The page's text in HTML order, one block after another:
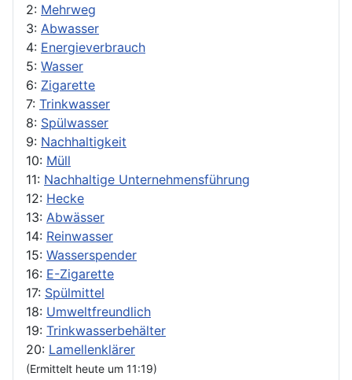
2: Mehrweg
3: Abwasser
4: Energieverbrauch
5: Wasser
6: Zigarette
7: Trinkwasser
8: Spülwasser
9: Nachhaltigkeit
10: Müll
11: Nachhaltige Unternehmensführung
12: Hecke
13: Abwässer
14: Reinwasser
15: Wasserspender
16: E-Zigarette
17: Spülmittel
18: Umweltfreundlich
19: Trinkwasserbehälter
20: Lamellenklärer
(Ermittelt heute um 11:19)